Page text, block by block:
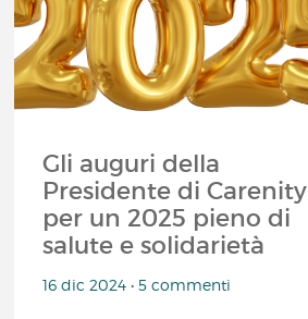
Gli auguri della
Presidente di Carenity
per un 2025 pieno di
salute e solidarietà
16 dic 2024 • 5 commenti